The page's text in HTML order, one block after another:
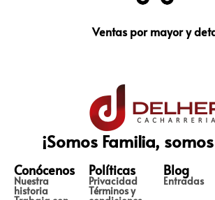
Ventas por mayor y
¡Somos Familia,
Conócenos
Nuestra
historia
Políticas
Privacidad
Términos y
Blog
Entradas